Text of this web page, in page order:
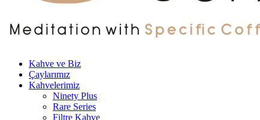
Kahve ve Biz
Çaylarımız
Kahvelerimiz
Ninety Plus
Rare Series
Filtre Kahve